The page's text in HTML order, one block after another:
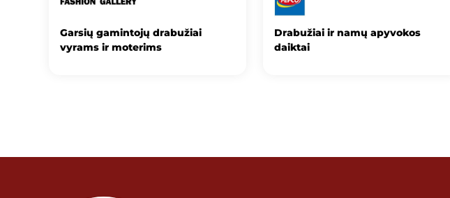
Garsių gamintojų drabužiai
vyrams ir moterims
Drabužiai ir namų apyvokos
daiktai